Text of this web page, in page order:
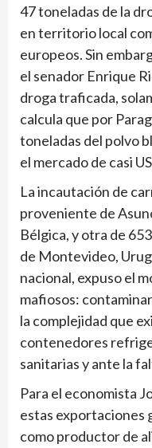
47 toneladas de la
en territorio local
europeos. Sin
el senador Enrique
droga traficada,
calcula que por
toneladas del polvo
el mercado de casi
La incautación de
proveniente de
Bélgica, y otra de
de Montevideo,
nacional, expuso el
mafiosos:
la complejidad que
contenedores
sanitarias y ante la
Para el economista
estas exportaciones
como productor de